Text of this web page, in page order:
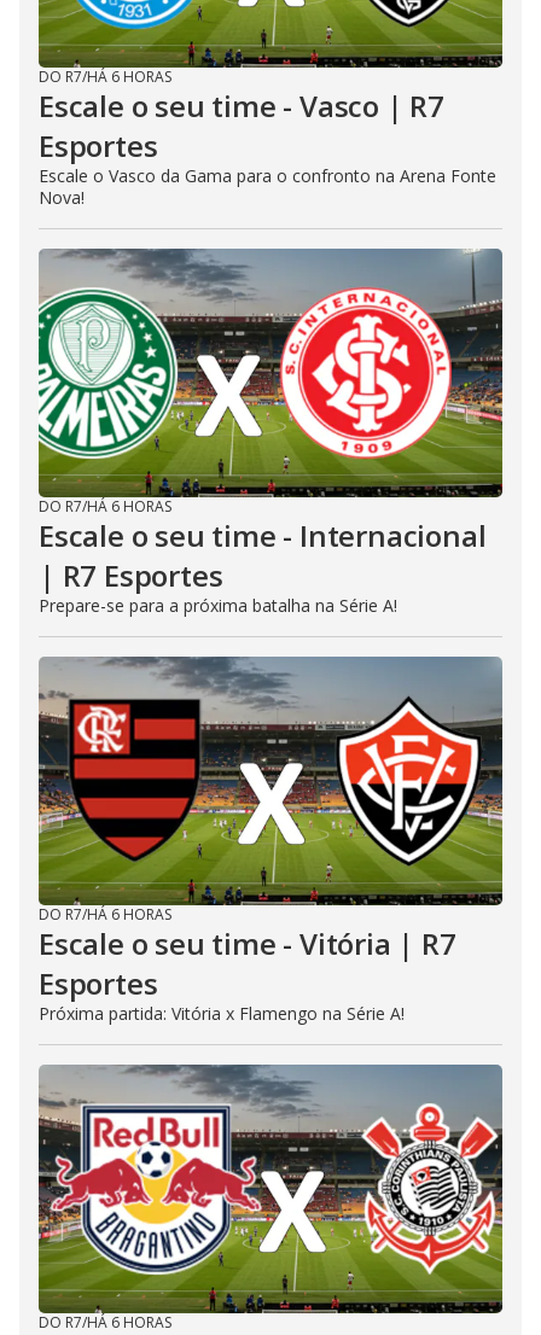
DO R7/HÁ 6 HORAS
Escale o seu time - Vasco | R7
Esportes
Escale o Vasco da Gama para o confronto na Arena Fonte
Nova!
DO R7/HÁ 6 HORAS
Escale o seu time - Internacional
| R7 Esportes
Prepare-se para a próxima batalha na Série A!
DO R7/HÁ 6 HORAS
Escale o seu time - Vitória | R7
Esportes
Próxima partida: Vitória x Flamengo na Série A!
DO R7/HÁ 6 HORAS